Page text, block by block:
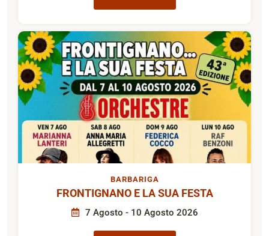
BARBARIGA
FRONTIGNANO E LA SUA FESTA
7 Agosto - 10 Agosto 2026